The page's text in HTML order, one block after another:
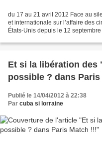
du 17 au 21 avril 2012 Face au
et internationale sur l’affaire des
États-Unis depuis le 12
Et si la libération des
possible ? dans
Publié le 14/04/2012 à 22:38
Par cuba si lorraine